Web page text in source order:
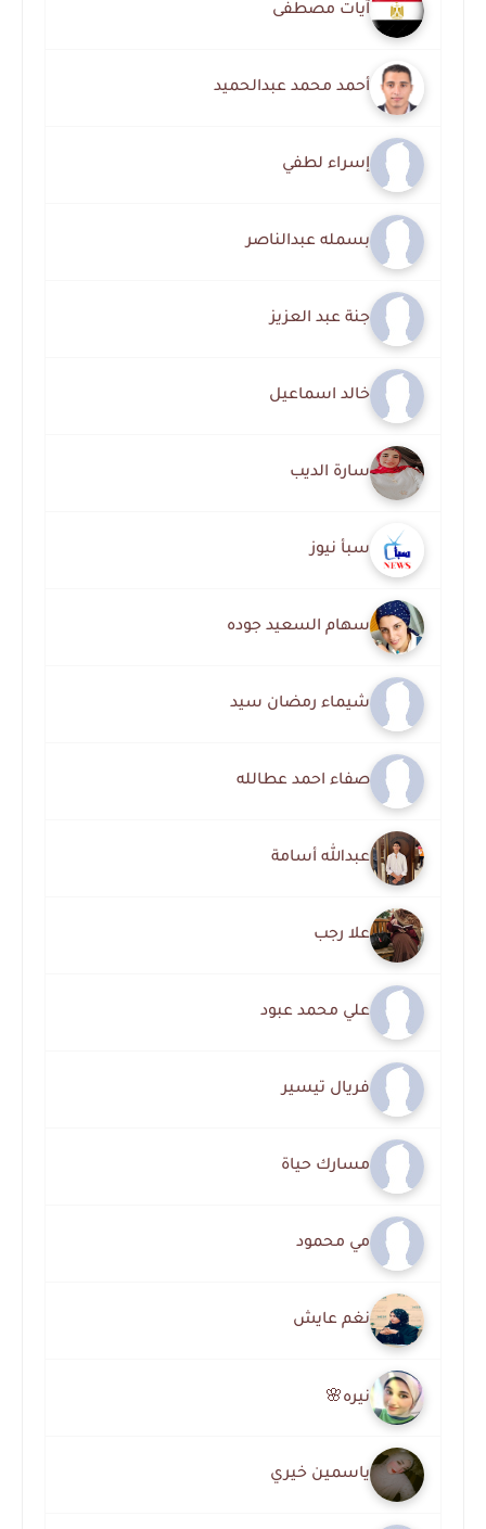
آيات مصطفى
أحمد محمد عبدالحميد
إسراء لطفي
بسمله عبدالناصر
جنة عبد العزيز
خالد اسماعيل
سارة الديب
سبأ نيوز
سهام السعيد جوده
شيماء رمضان سيد
صفاء احمد عطالله
عبدالله أسامة
علا رجب
علي محمد عبود
فريال تيسير
مسارك حياة
مي محمود
نغم عايش
نيره🌸
ياسمين خيري